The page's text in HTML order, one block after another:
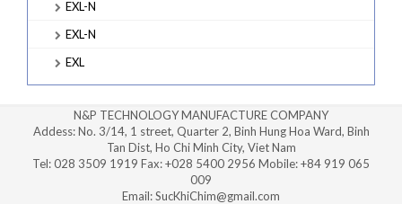
EXL-N
EXL-N
EXL
N&P TECHNOLOGY MANUFACTURE COMPANY
Addess: No. 3/14, 1 street, Quarter 2, Binh Hung Hoa Ward, Binh
Tan Dist, Ho Chi Minh City, Viet Nam
Tel: 028 3509 1919 Fax: +028 5400 2956 Mobile: +84 919 065
009
Email: SucKhiChim@gmail.com